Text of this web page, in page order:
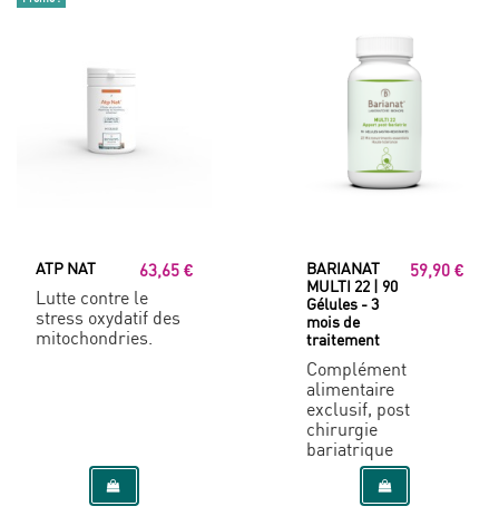
ATP NAT
63,65 €
Lutte contre le
stress oxydatif des
mitochondries.
BARIANAT
MULTI 22 | 90
Gélules - 3
mois de
traitement
59,90 €
Complément
alimentaire
exclusif, post
chirurgie
bariatrique